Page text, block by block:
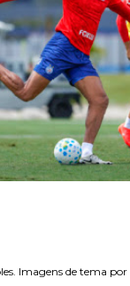
Imagens de tema por